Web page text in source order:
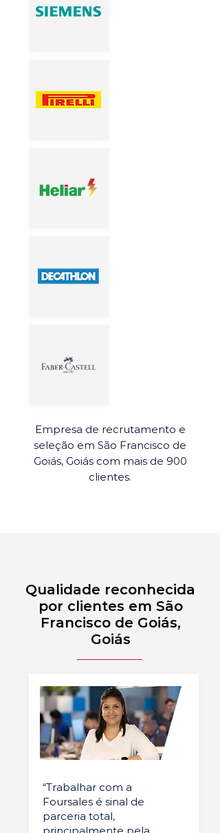
Empresa de recrutamento e
seleção em São Francisco de
Goiás, Goiás com mais de 900
clientes.
Qualidade reconhecida
por clientes em São
Francisco de Goiás,
Goiás
“Trabalhar com a
Foursales é sinal de
parceria total,